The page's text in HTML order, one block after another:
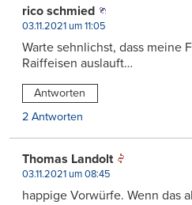
rico schmied
03.11.2021 um 11:05
Warte sehnlichst, dass meine
Raiffeisen auslauft…
Antworten
2 Antworten
Thomas Landolt
03.11.2021 um 08:45
happige Vorwürfe. Wenn das